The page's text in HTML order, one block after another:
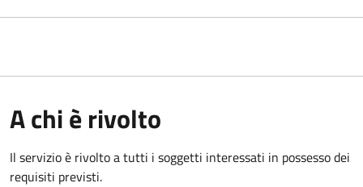
A chi è rivolto
Il servizio è rivolto a tutti i soggetti interessati in possesso dei
requisiti previsti.